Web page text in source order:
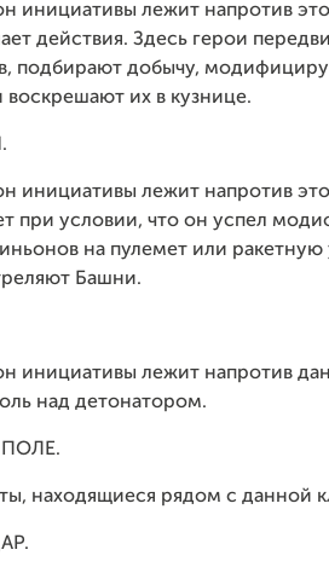
инициативы лежит напротив
действия. Здесь герои
подбирают добычу,
воскрешают их в кузнице.
инициативы лежит напротив
при условии, что он успел
на пулемет или ракетную
Башни.
инициативы лежит напротив
над детонатором.
находящиеся рядом с данной